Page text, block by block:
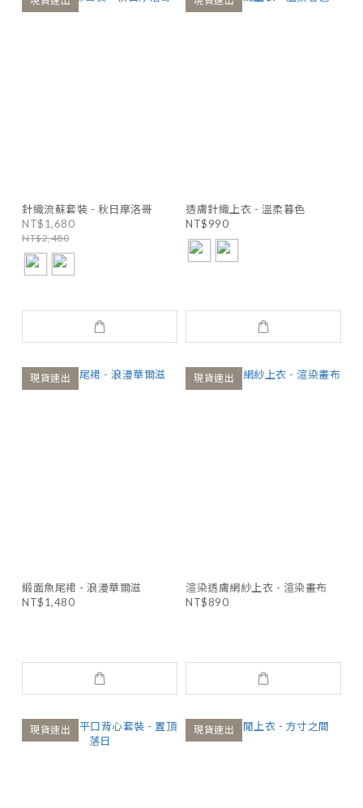
針織流蘇套裝 - 秋日摩洛哥
NT$1,680
NT$2,480
透膚針織上衣 - 溫柔暮色
NT$990
現貨速出
緞面魚尾裙 - 浪漫華爾滋
NT$1,480
現貨速出
渲染透膚網紗上衣 - 渲染畫布
NT$890
現貨速出 現貨速出